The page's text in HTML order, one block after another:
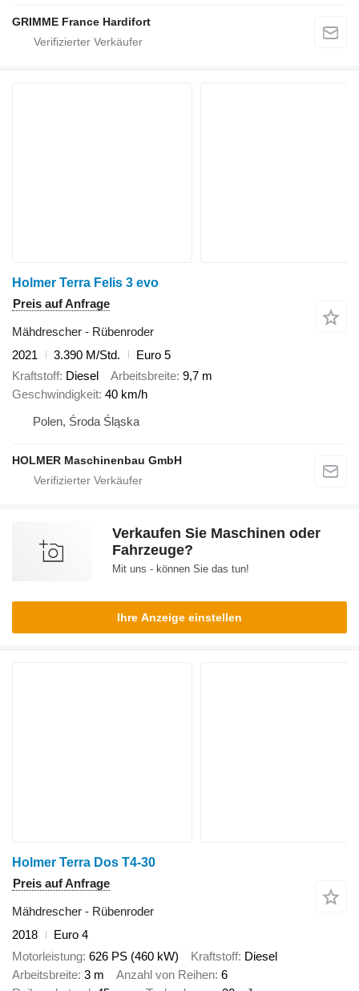
GRIMME France Hardifort
Holmer Terra Felis 3 evo
Preis auf Anfrage
Mähdrescher - Rübenroder
2021
3.390 M/Std.
Euro 5
Kraftstoff Diesel Arbeitsbreite 9,7 m
Geschwindigkeit 40 km/h
Polen, Środa Śląska
HOLMER Maschinenbau GmbH
Verkaufen Sie Maschinen oder
Fahrzeuge?
Mit uns - können Sie das tun!
Ihre Anzeige einstellen
Holmer Terra Dos T4-30
Preis auf Anfrage
Mähdrescher - Rübenroder
2018
Euro 4
Motorleistung 626 PS (460 kW) Kraftstoff Diesel
Arbeitsbreite 3 m Anzahl von Reihen 6